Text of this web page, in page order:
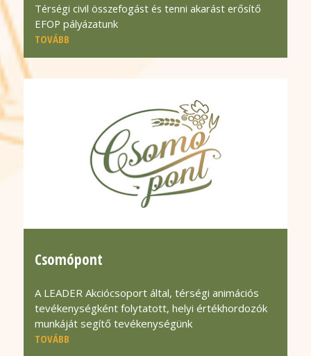
Térségi civil összefogást és tenni akarást erősítő
EFOP pályázatunk
TOVÁBB
Csomópont
A LEADER Akciócsoport által, térségi animációs
tevékenységként folytatott, helyi értékhordozók
munkáját segítő tevékenységünk
TOVÁBB